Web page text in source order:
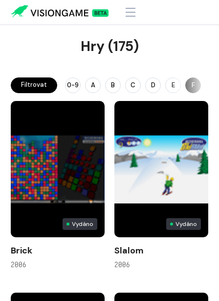
Hry (175)
Filtrovat 0-9 A B C D E F
Vydáno
Brick
2006
Vydáno
Slalom
2006